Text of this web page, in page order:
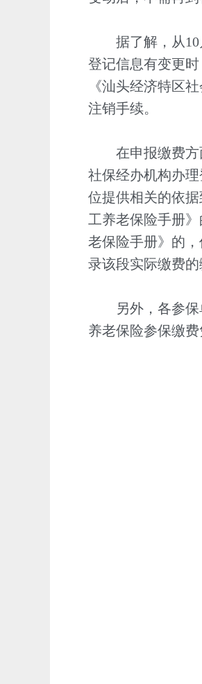
据了解，从
登记信息有变更
《汕头经济特区
注销手续。
在申报缴费
社保经办机构办
位提供相关的依
工养老保险手册
老保险手册》的
录该段实际缴费
另外，各参
养老保险参保缴